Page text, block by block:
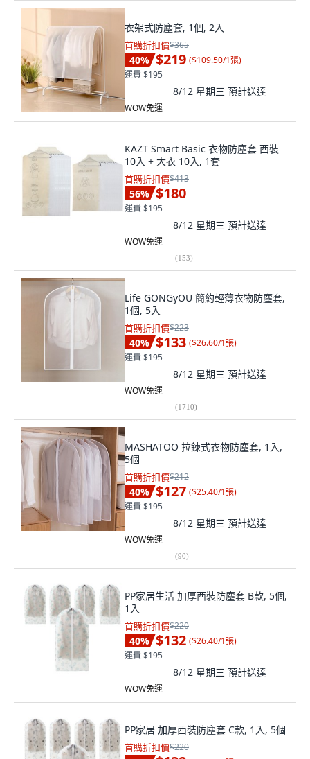
衣架式防塵套, 1個, 2入
首購折扣價$365
40% $219 ($109.50/1張)
運費 $195
8/12 星期三 預計送達
WOW免運
KAZT Smart Basic 衣物防塵套 西裝
10入 + 大衣 10入, 1套
首購折扣價$413
56% $180
運費 $195
8/12 星期三 預計送達
WOW免運
(153)
Life GONGyOU 簡約輕薄衣物防塵套,
1個, 5入
首購折扣價$223
40% $133 ($26.60/1張)
運費 $195
8/12 星期三 預計送達
WOW免運
(1710)
MASHATOO 拉鍊式衣物防塵套, 1入,
5個
首購折扣價$212
40% $127 ($25.40/1張)
運費 $195
8/12 星期三 預計送達
WOW免運
(90)
PP家居生活 加厚西裝防塵套 B款, 5個,
1入
首購折扣價$220
40% $132 ($26.40/1張)
運費 $195
8/12 星期三 預計送達
WOW免運
PP家居 加厚西裝防塵套 C款, 1入, 5個
首購折扣價$220